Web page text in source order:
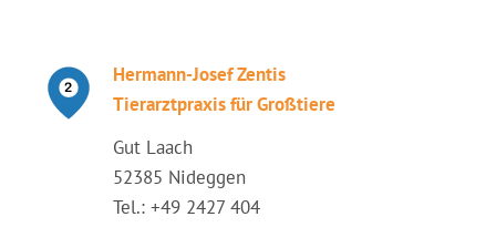
Hermann-Josef Zentis
Tierarztpraxis für Großtiere
Gut Laach
52385 Nideggen
Tel.: +49 2427 404